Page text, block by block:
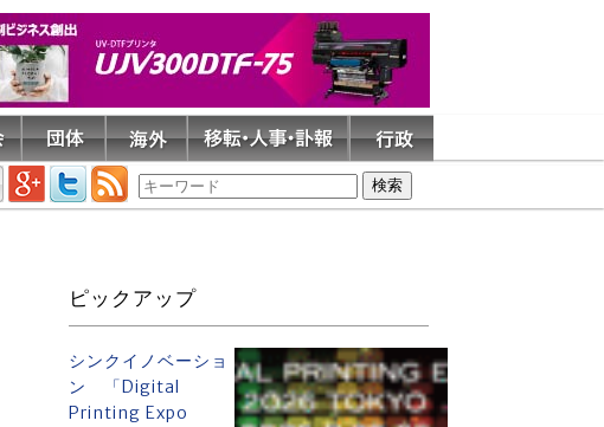
ピックアップ
シンクイノベーショ
ン 「Digital
Printing Expo